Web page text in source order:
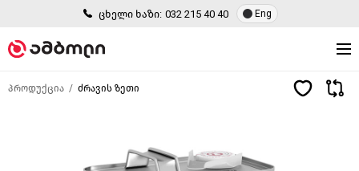
ცხელი ხაზი: 032 215 40 40 Eng
პროდუქცია ძრავის ზეთი